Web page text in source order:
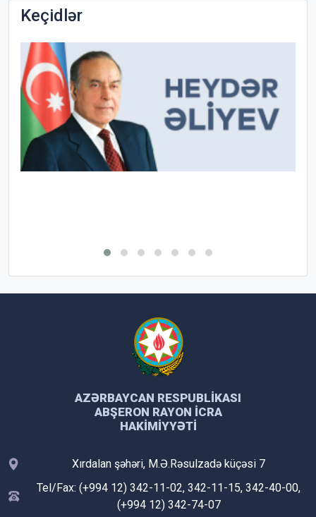
Keçidlər
AZƏRBAYCAN RESPUBLIKASI
ABŞERON RAYON İCRA
HAKIMIYYƏTI
Xırdalan şəhəri, M.Ə.Rəsulzadə küçəsi 7
Tel/Fax: (+994 12) 342-11-02, 342-11-15, 342-40-00,
(+994 12) 342-74-07